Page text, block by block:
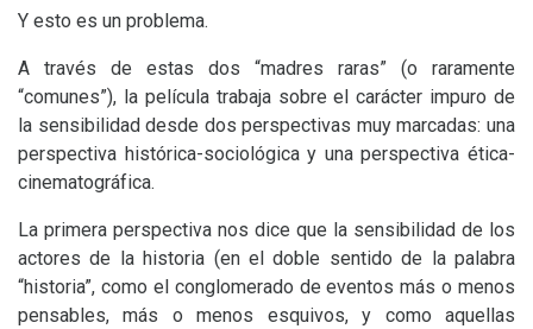
Y esto es un problema.
A través de estas dos “madres raras” (o raramente
“comunes”), la película trabaja sobre el carácter impuro de
la sensibilidad desde dos perspectivas muy marcadas: una
perspectiva histórica-sociológica y una perspectiva ética-
cinematográfica.
La primera perspectiva nos dice que la sensibilidad de los
actores de la historia (en el doble sentido de la palabra
“historia”, como el conglomerado de eventos más o menos
pensables, más o menos esquivos, y como aquellas